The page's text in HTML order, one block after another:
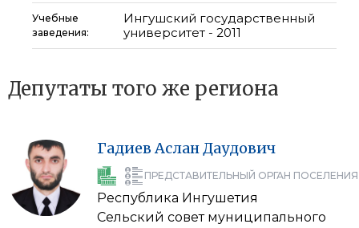
Учебные
заведения:
Ингушский государственный
университет - 2011
Депутаты того же региона
Гадиев АсланДаудович
ПРЕДСТАВИТЕЛЬНЫЙ ОРГАН ПОСЕЛЕНИЯ
Республика Ингушетия
Сельский совет муниципального